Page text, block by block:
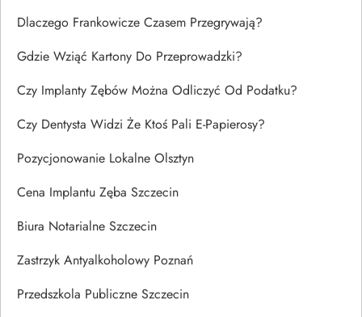
Dlaczego Frankowicze Czasem Przegrywają?
Gdzie Wziąć Kartony Do Przeprowadzki?
Czy Implanty Zębów Można Odliczyć Od Podatku?
Czy Dentysta Widzi Że Ktoś Pali E-Papierosy?
Pozycjonowanie Lokalne Olsztyn
Cena Implantu Zęba Szczecin
Biura Notarialne Szczecin
Zastrzyk Antyalkoholowy Poznań
Przedszkola Publiczne Szczecin